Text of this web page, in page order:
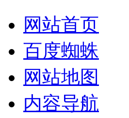
网站首页
百度蜘蛛
网站地图
内容导航